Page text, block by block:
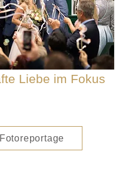
Liebe im Fokus